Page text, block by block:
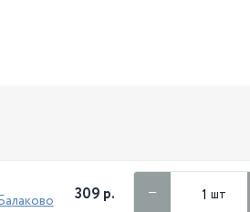
309 р. шт